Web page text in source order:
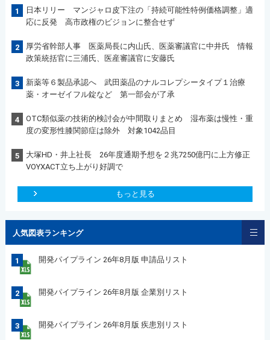
1
日本リリー マンジャロ皮下注の「持続可能性特例価格調整」適
応に反発 高市政権のビジョンに整合せず
2
厚労省幹部人事 医薬局長に内山氏、医薬審議官に中井氏 情報
政策統括官に三浦氏、医産審議官に安藤氏
3
新薬等６製品承認へ 武田薬品のナルコレプシータイプ１治療
薬・オーゼイフル錠など 第一部会が了承
4
OTC類似薬の技術的検討会が中間取りまとめ 湿布薬は慢性・重
度の変形性膝関節症は除外 対象1042品目
5
大塚HD・井上社長 26年度通期予想を２兆7250億円に上方修正
VOYXACT立ち上がり好調で
もっと見る
人気図表ランキング
1 開発パイプライン 26年8月版 申請品リスト
2 開発パイプライン 26年8月版 企業別リスト
3 開発パイプライン 26年8月版 疾患別リスト